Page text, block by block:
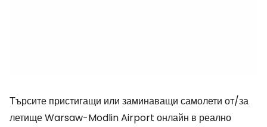
Търсите пристигащи или заминаващи самолети от/за
летище Warsaw-Modlin Airport онлайн в реално